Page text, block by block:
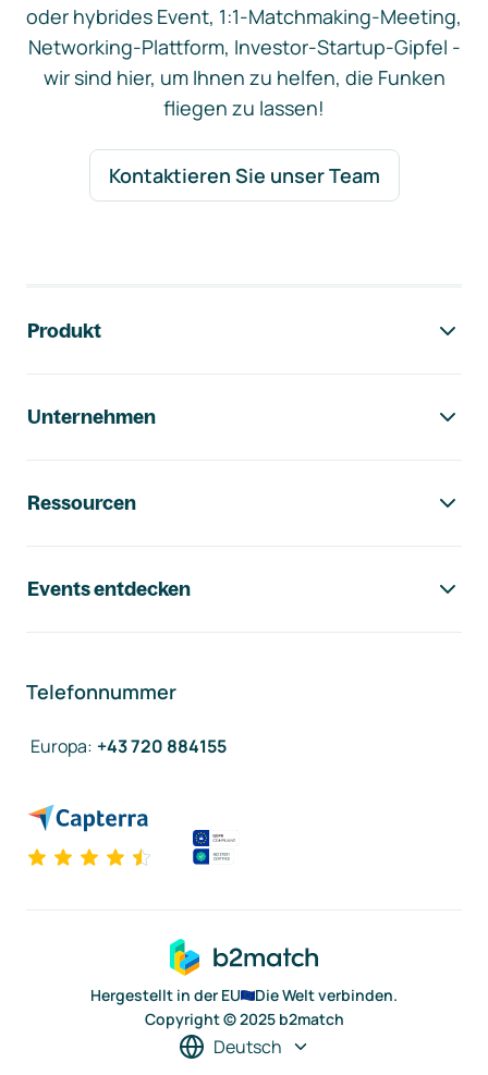
oder hybrides Event, 1:1-Matchmaking-Meeting,
Networking-Plattform, Investor-Startup-Gipfel -
wir sind hier, um Ihnen zu helfen, die Funken
fliegen zu lassen!
Kontaktieren Sie unser Team
Produkt
Unternehmen
Ressourcen
Events entdecken
Telefonnummer
Europa: +43 720 884155
Hergestellt in der EU
Die Welt verbinden.
Copyright © 2025 b2match
Deutsch